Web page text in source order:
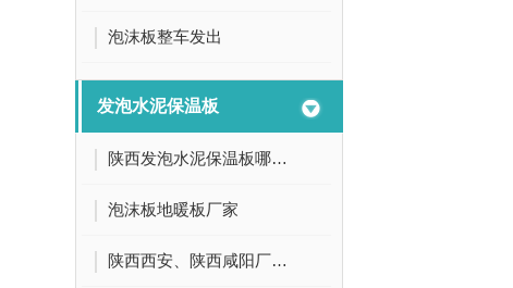
泡沫板整车发出
发泡水泥保温板
陕西发泡水泥保温板哪家好
泡沫板地暖板厂家
陕西西安、陕西咸阳厂家供应,厂家直供发泡水泥保温板